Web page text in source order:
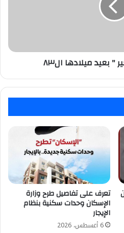
بعيد ميلادها ال٨٣
تعرف على تفاصيل طرح وزارة
الإسكان وحدات سكنية بنظام
الإيجار
6 أغسطس، 2026